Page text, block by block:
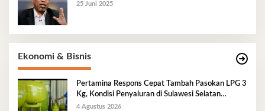
25 Juni 2025
Ekonomi & Bisnis
Pertamina Respons Cepat Tambah Pasokan LPG 3
Kg, Kondisi Penyaluran di Sulawesi Selatan
Berlangsung Kondusif
4 Agustus 2026